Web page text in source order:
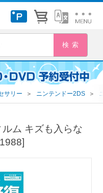
サリー ＞ ニンテンドー2DS ＞
ム キズも入らな